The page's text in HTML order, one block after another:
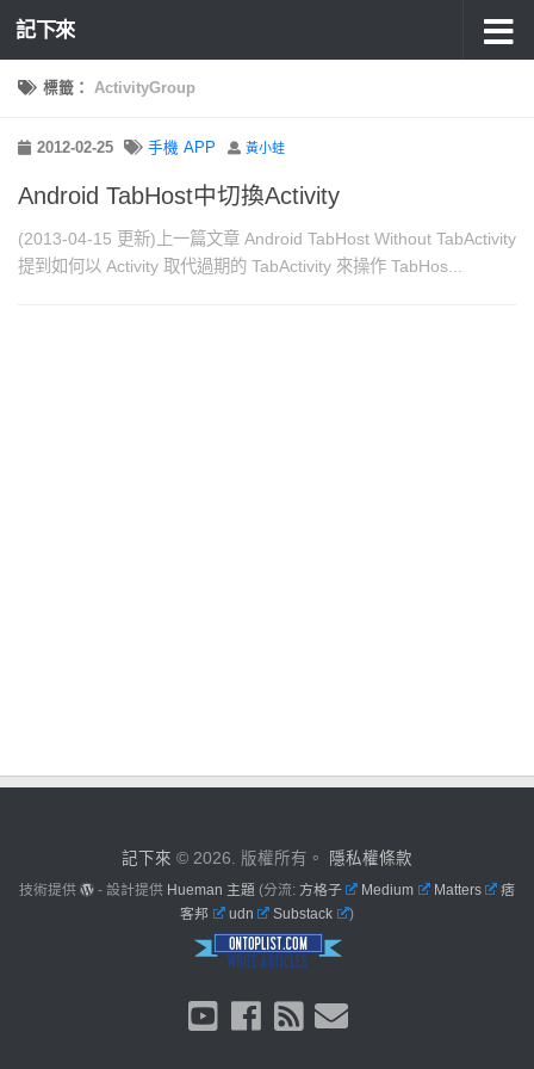
記下來
標籤： ActivityGroup
2012-02-25 手機 APP 黃小蛙
Android TabHost中切換Activity
(2013-04-15 更新)上一篇文章 Android TabHost Without TabActivity
提到如何以 Activity 取代過期的 TabActivity 來操作 TabHos...
記下來 © 2026. 版權所有。 隱私權條款
技術提供 - 設計提供 Hueman 主題 (分流: 方格子 Medium Matters
痞
客邦
udn Substack )